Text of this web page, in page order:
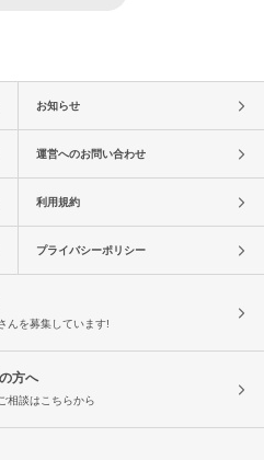
お知らせ
運営へのお問い合わせ
利用規約
プライバシーポリシー
んを募集しています!
方へ
相談はこちらから